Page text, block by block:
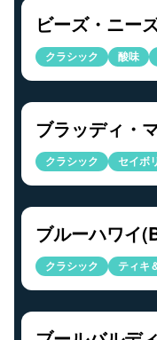
ビーズ・ニー
クラシック 酸味
ブラッディ・
クラシック セイボ
ブルーハワイ
クラシック ティキ